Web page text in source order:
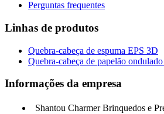
Perguntas frequentes
Linhas de produtos
Quebra-cabeça de espuma EPS 3D
Quebra-cabeça de papelão
Informações da empresa
Shantou Charmer Brinquedos e